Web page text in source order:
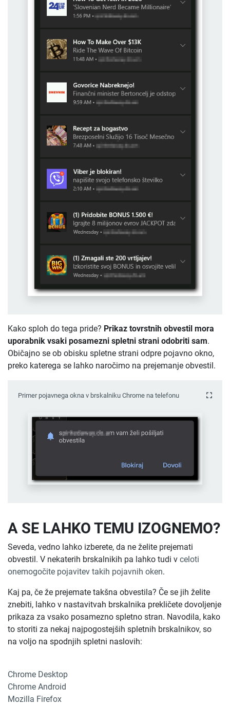
Kako sploh do tega pride? Prikaz tovrstnih obvestil mora
uporabnik vsaki posamezni spletni strani odobriti sam.
Običajno se ob obisku spletne strani odpre pojavno okno,
preko katerega se lahko naročimo na prejemanje obvestil.
Primer pojavnega okna v brskalniku Chrome na telefonu
A SE LAHKO TEMU IZOGNEMO?
Seveda, vedno lahko izberete, da ne želite prejemati
obvestil. V nekaterih brskalnikih pa lahko tudi v celoti
onemogočite pojavitev takih pojavnih oken.
Kaj pa, če že prejemate takšna obvestila? Če se jih želite
znebiti, lahko v nastavitvah brskalnika prekličete dovoljenje
prikaza za vsako posamezno spletno stran. Navodila, kako
to storiti za nekaj najpogostejših spletnih brskalnikov, so
na voljo na spodnjih spletni naslovih:
Chrome Desktop
Chrome Android
Mozilla Firefox